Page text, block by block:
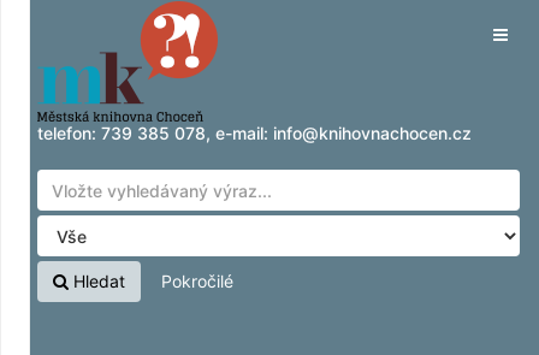
Zobrazuji výsledky1 - 1z
Přeskočit na obsah
telefon: 739 385 078, e-mail: info@knihovnachocen.cz
Hledat Pokročilé